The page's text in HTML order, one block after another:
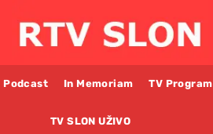
Podcast In Memoriam TV Program
TV SLON UŽIVO